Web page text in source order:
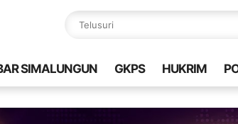
SIMALUNGUN GKPS HUKRIM